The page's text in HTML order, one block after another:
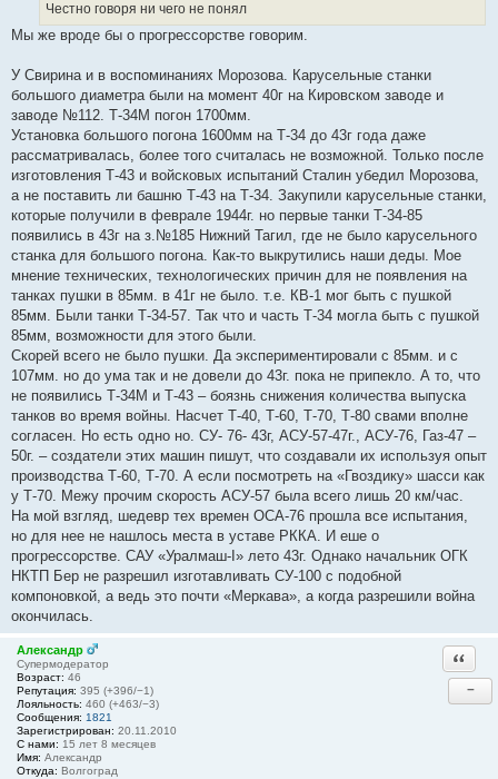
Честно говоря ни чего не понял
Мы же вроде бы о прогрессорстве говорим.
У Свирина и в воспоминаниях Морозова. Карусельные станки
большого диаметра были на момент 40г на Кировском заводе и
заводе №112. Т-34М погон 1700мм.
Установка большого погона 1600мм на Т-34 до 43г года даже
рассматривалась, более того считалась не возможной. Только после
изготовления Т-43 и войсковых испытаний Сталин убедил Морозова,
а не поставить ли башню Т-43 на Т-34. Закупили карусельные станки,
которые получили в феврале 1944г. но первые танки Т-34-85
появились в 43г на з.№185 Нижний Тагил, где не было карусельного
станка для большого погона. Как-то выкрутились наши деды. Мое
мнение технических, технологических причин для не появления на
танках пушки в 85мм. в 41г не было. т.е. КВ-1 мог быть с пушкой
85мм. Были танки Т-34-57. Так что и часть Т-34 могла быть с пушкой
85мм, возможности для этого были.
Скорей всего не было пушки. Да экспериментировали с 85мм. и с
107мм. но до ума так и не довели до 43г. пока не припекло. А то, что
не появились Т-34М и Т-43 – боязнь снижения количества выпуска
танков во время войны. Насчет Т-40, Т-60, Т-70, Т-80 свами вполне
согласен. Но есть одно но. СУ- 76- 43г, АСУ-57-47г., АСУ-76, Газ-47 –
50г. – создатели этих машин пишут, что создавали их используя опыт
производства Т-60, Т-70. А если посмотреть на «Гвоздику» шасси как
у Т-70. Межу прочим скорость АСУ-57 была всего лишь 20 км/час.
На мой взгляд, шедевр тех времен ОСА-76 прошла все испытания,
но для нее не нашлось места в уставе РККА. И еше о
прогрессорстве. САУ «Уралмаш-I» лето 43г. Однако начальник ОГК
НКТП Бер не разрешил изготавливать СУ-100 с подобной
компоновкой, а ведь это почти «Меркава», а когда разрешили война
окончилась.
Александр
Супермодератор
Возраст: 46
Репутация: 395 (+396/−1)
Лояльность: 460 (+463/−3)
Сообщения: 1821
Зарегистрирован: 20.11.2010
С нами: 15 лет 8 месяцев
Имя: Александр
Откуда: Волгоград
−